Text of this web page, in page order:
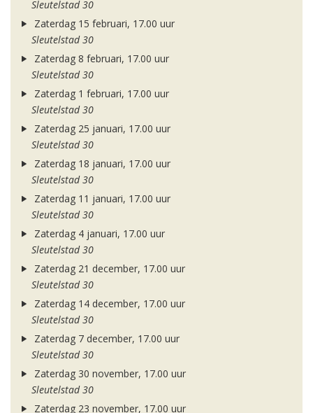
Sleutelstad 30
Zaterdag 15 februari, 17.00 uur
Sleutelstad 30
Zaterdag 8 februari, 17.00 uur
Sleutelstad 30
Zaterdag 1 februari, 17.00 uur
Sleutelstad 30
Zaterdag 25 januari, 17.00 uur
Sleutelstad 30
Zaterdag 18 januari, 17.00 uur
Sleutelstad 30
Zaterdag 11 januari, 17.00 uur
Sleutelstad 30
Zaterdag 4 januari, 17.00 uur
Sleutelstad 30
Zaterdag 21 december, 17.00 uur
Sleutelstad 30
Zaterdag 14 december, 17.00 uur
Sleutelstad 30
Zaterdag 7 december, 17.00 uur
Sleutelstad 30
Zaterdag 30 november, 17.00 uur
Sleutelstad 30
Zaterdag 23 november, 17.00 uur